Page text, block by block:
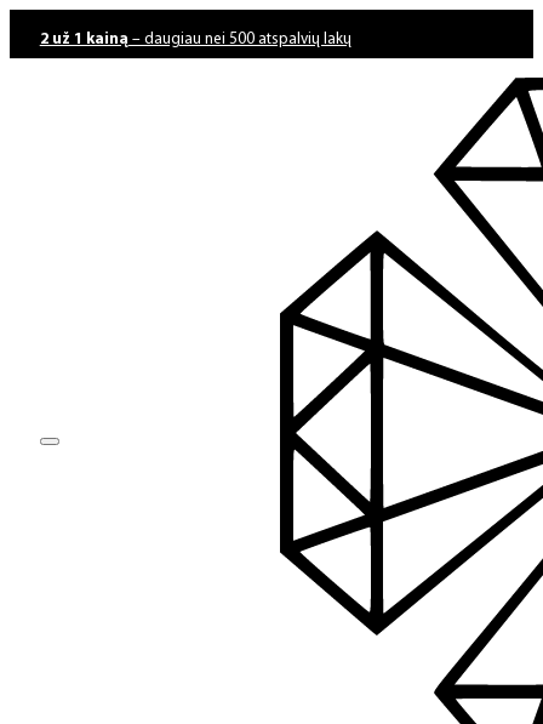
2 už 1 kainą – daugiau nei 500 atspalvių lakų